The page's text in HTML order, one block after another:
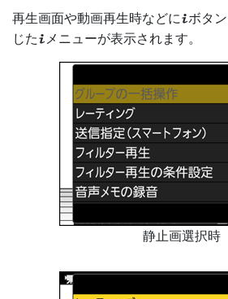
再生画面や動画再生時などに iボタ
じた i メニューが表示されます。
静止画選択時